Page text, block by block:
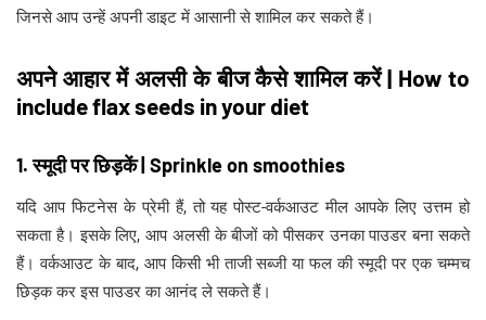
जिनसे आप उन्हें अपनी डाइट में आसानी से शामिल कर सकते हैं।
अपने आहार में अलसी के बीज कैसे शामिल करें | How to
include flax seeds in your diet
1. स्मूदी पर छिड़कें | Sprinkle on smoothies
यदि आप फिटनेस के प्रेमी हैं, तो यह पोस्ट-वर्कआउट मील आपके लिए उत्तम हो
सकता है। इसके लिए, आप अलसी के बीजों को पीसकर उनका पाउडर बना सकते
हैं। वर्कआउट के बाद, आप किसी भी ताजी सब्जी या फल की स्मूदी पर एक चम्मच
छिड़क कर इस पाउडर का आनंद ले सकते हैं।